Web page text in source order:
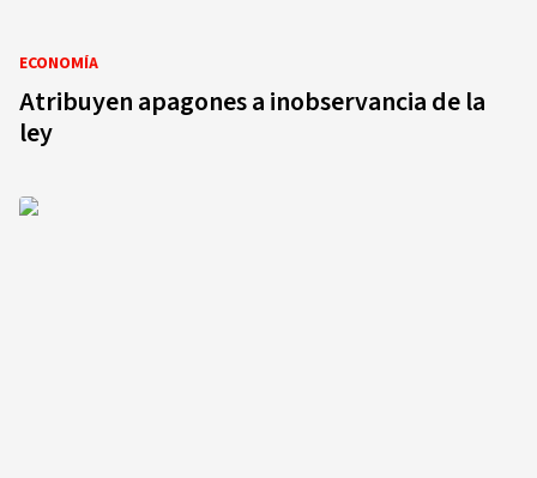
ECONOMÍA
Atribuyen apagones a inobservancia de la
ley